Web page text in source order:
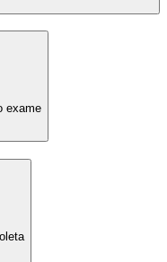
exame